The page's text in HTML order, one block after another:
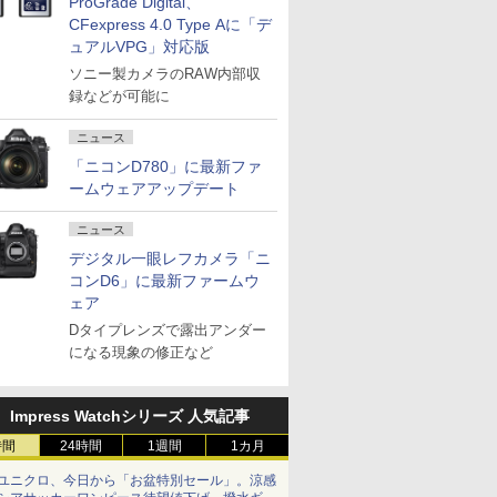
CFexpress 4.0 Type Aに「デ
ュアルVPG」対応版
ソニー製カメラのRAW内部収
録などが可能に
ニュース
「ニコンD780」に最新ファ
ームウェアアップデート
ニュース
デジタル一眼レフカメラ「ニ
コンD6」に最新ファームウ
ェア
Dタイプレンズで露出アンダー
になる現象の修正など
Impress Watchシリーズ 人気記事
24時間 1週間 1カ月
ニクロ、今日から「お盆特別セール」。涼感